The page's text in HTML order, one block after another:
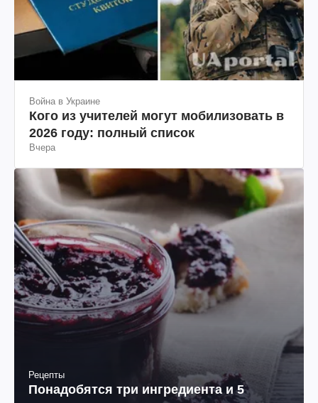
Война в Украине
Кого из учителей могут мобилизовать в
2026 году: полный список
Вчера
Рецепты
Понадобятся три ингредиента и 5